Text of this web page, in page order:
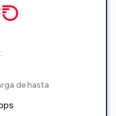
de hasta